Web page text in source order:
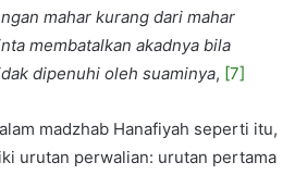
mahar kurang dari mahar
membatalkan akadnya bila
dipenuhi oleh suaminya, [7]
madzhab Hanafiyah seperti itu,
urutan perwalian: urutan pertama